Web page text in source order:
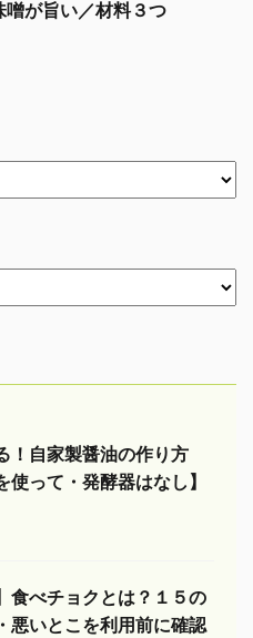
噌が旨い／材料３つ
！自家製醤油の作り方
使って・発酵器はなし】
食べチョクとは？１５の
悪いとこを利用前に確認